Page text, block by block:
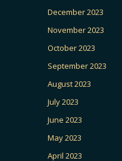
December 2023
November 2023
October 2023
September 2023
August 2023
July 2023
June 2023
May 2023
April 2023